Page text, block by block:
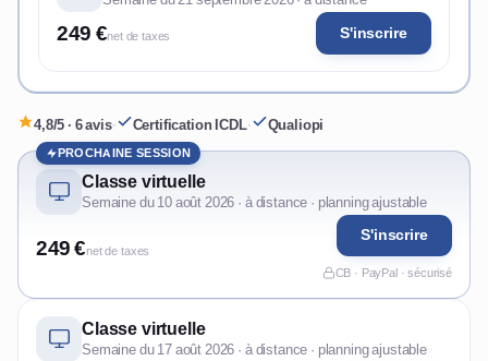
249 €net de taxes S'inscrire
4,8/5 · 6 avis· Certification ICDL· Qualiopi
PROCHAINE SESSION
Classe virtuelle
Semaine du 10 août 2026 · à distance · planning ajustable
249 €net de taxes
S'inscrire
CB · PayPal · sécurisé
Classe virtuelle
Semaine du 17 août 2026 · à distance · planning ajustable